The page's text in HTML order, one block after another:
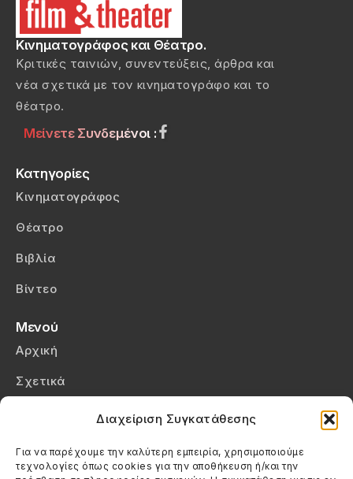
Διαχείριση Συγκατάθεσης
Για να παρέχουμε την καλύτερη εμπειρία, χρησιμοποιούμε
τεχνολογίες όπως cookies για την αποθήκευση ή/και την
Κινηματογράφος και Θέατρο.
Κριτικές ταινιών, συνεντεύξεις, άρθρα και
νέα σχετικά με τον κινηματογράφο και το
θέατρο.
Μείνετε Συνδεμένοι :
Κατηγορίες
Κινηματογράφος
Θέατρο
Βιβλία
Βίντεο
Μενού
Αρχική
Σχετικά
Πολιτική Cookies (ΕΕ)